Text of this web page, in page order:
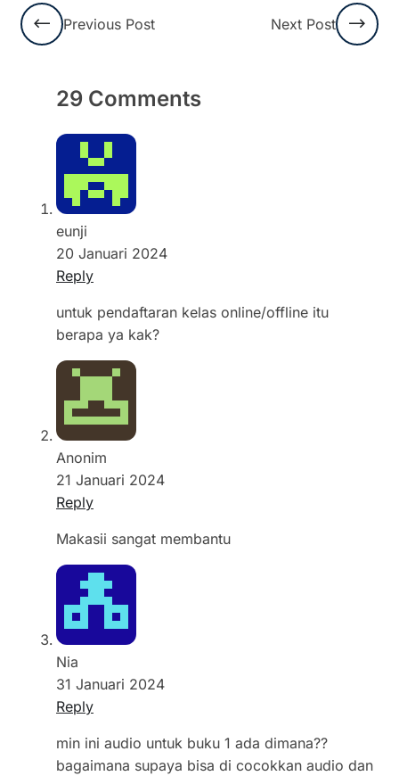
Previous Post Next Post
29 Comments
eunji
20 Januari 2024
Reply
untuk pendaftaran kelas online/offline itu
berapa ya kak?
Anonim
21 Januari 2024
Reply
Makasii sangat membantu
Nia
31 Januari 2024
Reply
min ini audio untuk buku 1 ada dimana??
bagaimana supaya bisa di cocokkan audio dan